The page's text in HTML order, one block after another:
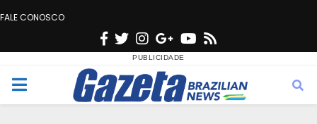
FALE CONOSCO
F
c
e
T
w
i
t
n
s
t
G
o
o
g
Y
u
t
s
M